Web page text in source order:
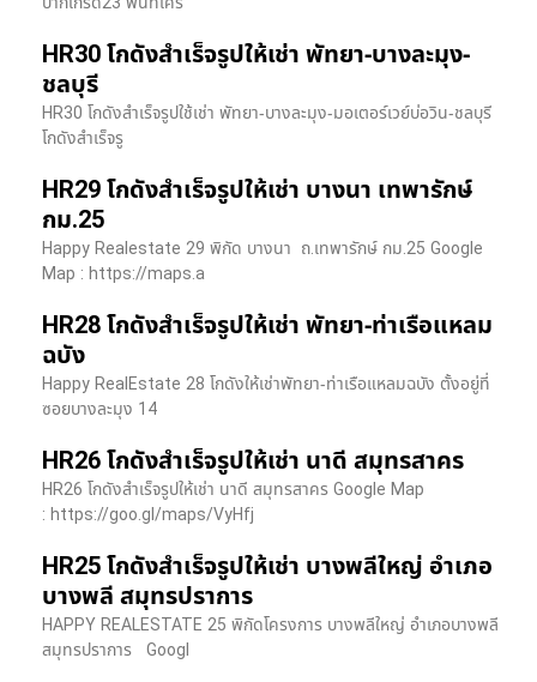
HR30 โกดังสำเร็จรูปให้เช่า พัทยา-บางละมุง-
ชลบุรี
HR30 โกดังสำเร็จรูปใช้เช่า พัทยา-บางละมุง-มอเตอร์เวย์บ่อวิน-ชลบุรี
โกดังสำเร็จรู
HR29 โกดังสำเร็จรูปให้เช่า บางนา เทพารักษ์
กม.25
Happy Realestate 29 พิกัด บางนา​ ถ.เทพารักษ์ กม.25 Google
Map : ​https://maps.a
HR28 โกดังสำเร็จรูปให้เช่า พัทยา-ท่าเรือแหลม
ฉบัง
Happy RealEstate 28 โกดังให้เช่าพัทยา-ท่าเรือแหลมฉบัง ตั้งอยู่ที่
ซอยบางละมุง 14
HR26 โกดังสำเร็จรูปให้เช่า นาดี สมุทรสาคร
HR26 โกดังสำเร็จรูปให้เช่า นาดี สมุทรสาคร Google Map
: https://goo.gl/maps/VyHfj
HR25 โกดังสำเร็จรูปให้เช่า บางพลีใหญ่ อำเภอ
บางพลี สมุทรปราการ
HAPPY REALESTATE 25 พิกัดโครงการ บางพลีใหญ่ อำเภอบางพลี
สมุทรปราการ Googl